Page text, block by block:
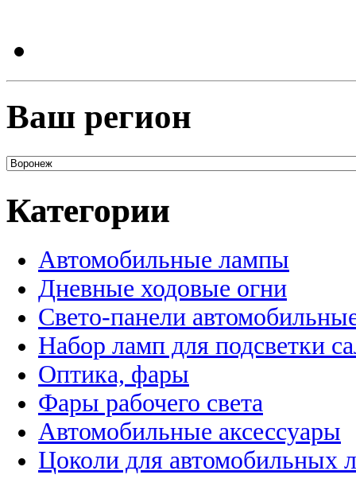
Ваш регион
Категории
Автомобильные лампы
Дневные ходовые огни
Свето-панели
Набор ламп для подсветки
Оптика, фары
Фары рабочего света
Автомобильные аксессуары
Цоколи для автомобильных